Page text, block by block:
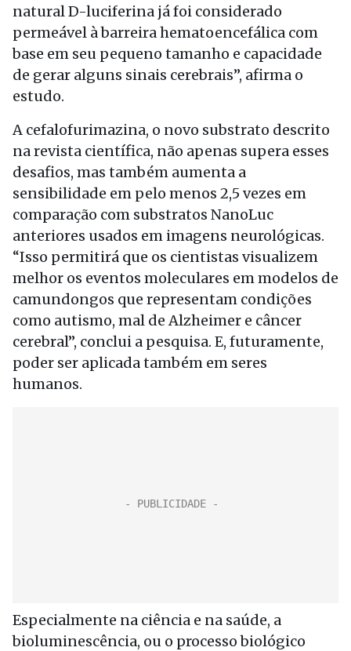
natural D-luciferina já foi considerado
permeável à barreira hematoencefálica com
base em seu pequeno tamanho e capacidade
de gerar alguns sinais cerebrais”, afirma o
estudo.
A cefalofurimazina, o novo substrato descrito
na revista científica, não apenas supera esses
desafios, mas também aumenta a
sensibilidade em pelo menos 2,5 vezes em
comparação com substratos NanoLuc
anteriores usados em imagens neurológicas.
“Isso permitirá que os cientistas visualizem
melhor os eventos moleculares em modelos de
camundongos que representam condições
como autismo, mal de Alzheimer e câncer
cerebral”, conclui a pesquisa. E, futuramente,
poder ser aplicada também em seres
humanos.
Especialmente na ciência e na saúde, a
bioluminescência, ou o processo biológico